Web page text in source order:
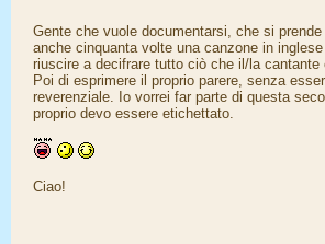
Gente che vuole documentarsi, che si
anche cinquanta volte una canzone in
riuscire a decifrare tutto ciò che il/la cantante
Poi di esprimere il proprio parere, senza
reverenziale. Io vorrei far parte di questa
proprio devo essere etichettato.
Ciao!